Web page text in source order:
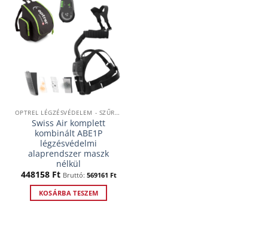
OPTREL LÉGZÉSVÉDELEM - SZŰRTLEVEGŐS RENDSZEREK
Swiss Air komplett
kombinált ABE1P
légzésvédelmi
alaprendszer maszk
nélkül
448158 Ft Bruttó: 569161 Ft
KOSÁRBA TESZEM